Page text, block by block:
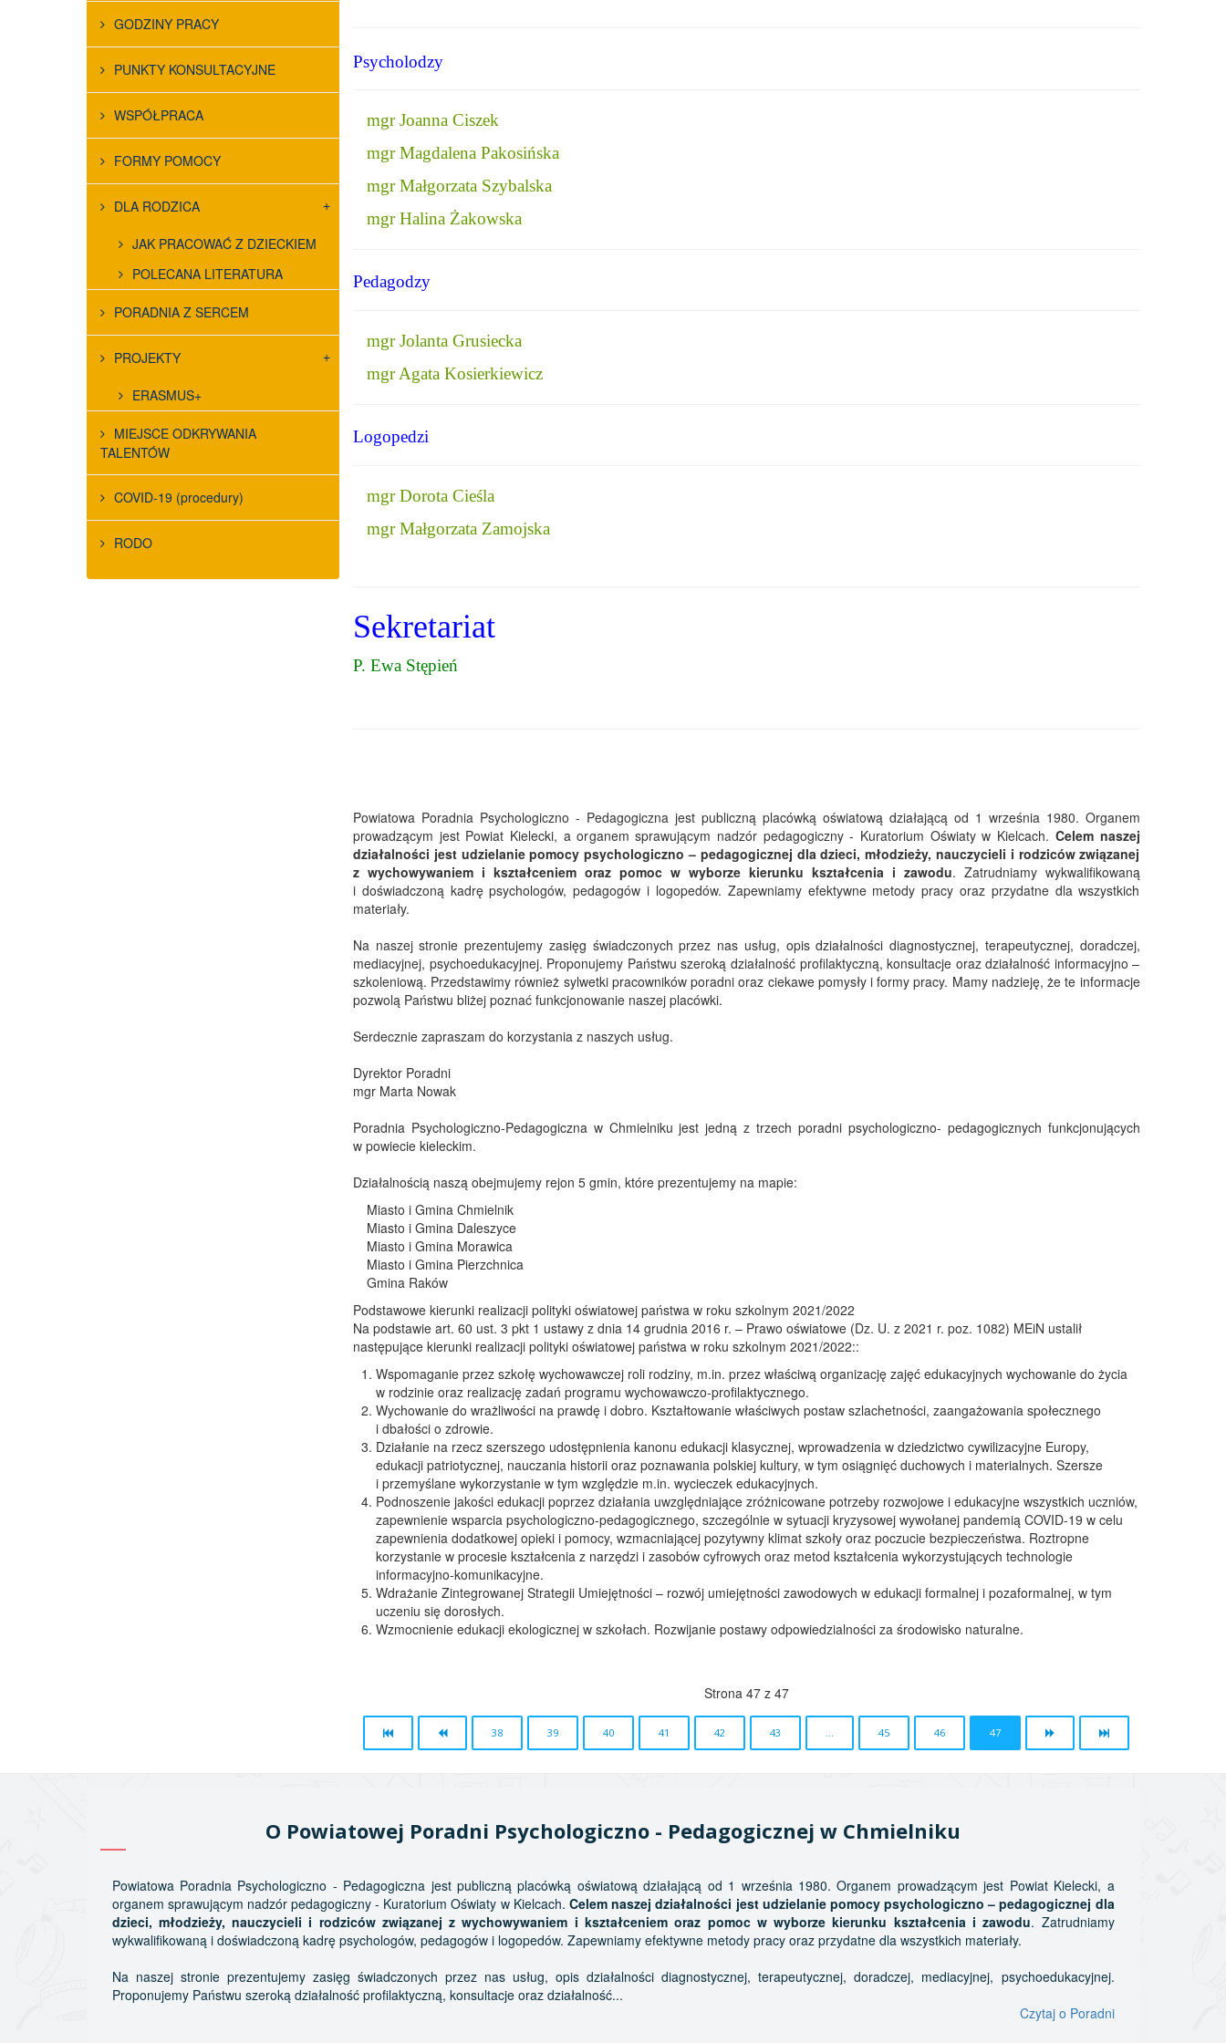
Psycholodzy
mgr Joanna Ciszek
mgr Magdalena Pakosińska
mgr Małgorzata Szybalska
mgr Halina Żakowska
Pedagodzy
mgr Jolanta Grusiecka
mgr Agata Kosierkiewicz
Logopedzi
mgr Dorota Cieśla
mgr Małgorzata Zamojska
Sekretariat
P. Ewa Stępień
Powiatowa Poradnia Psychologiczno - Pedagogiczna jest publiczną placówką oświatową działającą od 1 września 1980. Organem
prowadzącym jest Powiat Kielecki, a organem sprawującym nadzór pedagogiczny - Kuratorium Oświaty w Kielcach. Celem naszej
działalności jest udzielanie pomocy psychologiczno – pedagogicznej dla dzieci, młodzieży, nauczycieli i rodziców związanej
z wychowywaniem i kształceniem oraz pomoc w wyborze kierunku kształcenia i zawodu. Zatrudniamy wykwalifikowaną
i doświadczoną kadrę psychologów, pedagogów i logopedów. Zapewniamy efektywne metody pracy oraz przydatne dla wszystkich
materiały.
Na naszej stronie prezentujemy zasięg świadczonych przez nas usług, opis działalności diagnostycznej, terapeutycznej, doradczej,
mediacyjnej, psychoedukacyjnej. Proponujemy Państwu szeroką działalność profilaktyczną, konsultacje oraz działalność informacyjno –
szkoleniową. Przedstawimy również sylwetki pracowników poradni oraz ciekawe pomysły i formy pracy. Mamy nadzieję, że te informacje
pozwolą Państwu bliżej poznać funkcjonowanie naszej placówki.
Serdecznie zapraszam do korzystania z naszych usług.
Dyrektor Poradni
mgr Marta Nowak
Poradnia Psychologiczno-Pedagogiczna w Chmielniku jest jedną z trzech poradni psychologiczno- pedagogicznych funkcjonujących
w powiecie kieleckim.
Działalnością naszą obejmujemy rejon 5 gmin, które prezentujemy na mapie:
Miasto i Gmina Chmielnik
Miasto i Gmina Daleszyce
Miasto i Gmina Morawica
Miasto i Gmina Pierzchnica
Gmina Raków
Podstawowe kierunki realizacji polityki oświatowej państwa w roku szkolnym 2021/2022
Na podstawie art. 60 ust. 3 pkt 1 ustawy z dnia 14 grudnia 2016 r. – Prawo oświatowe (Dz. U. z 2021 r. poz. 1082) MEiN ustalił
następujące kierunki realizacji polityki oświatowej państwa w roku szkolnym 2021/2022::
Wspomaganie przez szkołę wychowawczej roli rodziny, m.in. przez właściwą organizację zajęć edukacyjnych wychowanie do życia
w rodzinie oraz realizację zadań programu wychowawczo-profilaktycznego.
Wychowanie do wrażliwości na prawdę i dobro. Kształtowanie właściwych postaw szlachetności, zaangażowania społecznego
i dbałości o zdrowie.
Działanie na rzecz szerszego udostępnienia kanonu edukacji klasycznej, wprowadzenia w dziedzictwo cywilizacyjne Europy,
edukacji patriotycznej, nauczania historii oraz poznawania polskiej kultury, w tym osiągnięć duchowych i materialnych. Szersze
i przemyślane wykorzystanie w tym względzie m.in. wycieczek edukacyjnych.
Podnoszenie jakości edukacji poprzez działania uwzględniające zróżnicowane potrzeby rozwojowe i edukacyjne wszystkich uczniów,
zapewnienie wsparcia psychologiczno-pedagogicznego, szczególnie w sytuacji kryzysowej wywołanej pandemią COVID-19 w celu
zapewnienia dodatkowej opieki i pomocy, wzmacniającej pozytywny klimat szkoły oraz poczucie bezpieczeństwa. Roztropne
korzystanie w procesie kształcenia z narzędzi i zasobów cyfrowych oraz metod kształcenia wykorzystujących technologie
informacyjno-komunikacyjne.
Wdrażanie Zintegrowanej Strategii Umiejętności – rozwój umiejętności zawodowych w edukacji formalnej i pozaformalnej, w tym
uczeniu się dorosłych.
Wzmocnienie edukacji ekologicznej w szkołach. Rozwijanie postawy odpowiedzialności za środowisko naturalne.
Strona 47 z 47
38 39 40 41 42 43 ... 45 46 47
GODZINY PRACY
PUNKTY KONSULTACYJNE
WSPÓŁPRACA
FORMY POMOCY
DLA RODZICA
JAK PRACOWAĆ Z DZIECKIEM
POLECANA LITERATURA
PORADNIA Z SERCEM
PROJEKTY
ERASMUS+
MIEJSCE ODKRYWANIA
TALENTÓW
COVID-19 (procedury)
RODO
O Powiatowej Poradni Psychologiczno - Pedagogicznej w Chmielniku
Powiatowa Poradnia Psychologiczno - Pedagogiczna jest publiczną placówką oświatową działającą od 1 września 1980. Organem prowadzącym jest Powiat Kielecki, a
organem sprawującym nadzór pedagogiczny - Kuratorium Oświaty w Kielcach. Celem naszej działalności jest udzielanie pomocy psychologiczno – pedagogicznej dla
dzieci, młodzieży, nauczycieli i rodziców związanej z wychowywaniem i kształceniem oraz pomoc w wyborze kierunku kształcenia i zawodu. Zatrudniamy
wykwalifikowaną i doświadczoną kadrę psychologów, pedagogów i logopedów. Zapewniamy efektywne metody pracy oraz przydatne dla wszystkich materiały.
Na naszej stronie prezentujemy zasięg świadczonych przez nas usług, opis działalności diagnostycznej, terapeutycznej, doradczej, mediacyjnej, psychoedukacyjnej.
Proponujemy Państwu szeroką działalność profilaktyczną, konsultacje oraz działalność...
Czytaj o Poradni